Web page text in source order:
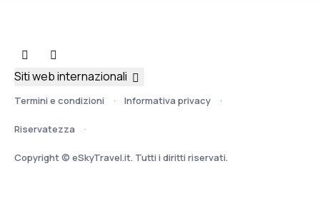
Termini e condizioni Informativa privacy
Riservatezza
Copyright © eSkyTravel.it. Tutti i diritti riservati.
Siti web internazionali